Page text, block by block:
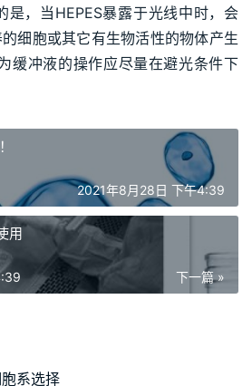
是，当HEPES暴露于光线中时，会
细胞或其它有生物活性的物体产生
缓冲液的操作应尽量在避光条件下
2021年8月28日 下午4:39
用
下一篇 »
系选择